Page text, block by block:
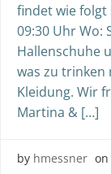
findet wie folgt
09:30 Uhr Wo:
Hallenschuhe
was zu trinken
Kleidung. Wir
Martina & […]
by hmessner on